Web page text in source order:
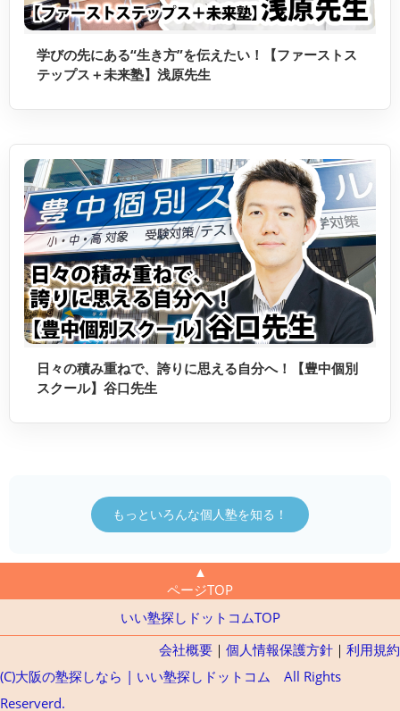
学びの先にある“生き方”を伝えたい！【ファーストス
テップス＋未来塾】浅原先生
日々の積み重ねで、誇りに思える自分へ！【豊中個別
スクール】谷口先生
もっといろんな個人塾を知る！
▲
ページTOP
いい塾探しドットコムTOP
会社概要 ｜ 個人情報保護方針 ｜ 利用規約
(C)大阪の塾探しなら | いい塾探しドットコム All Rights
Reserverd.